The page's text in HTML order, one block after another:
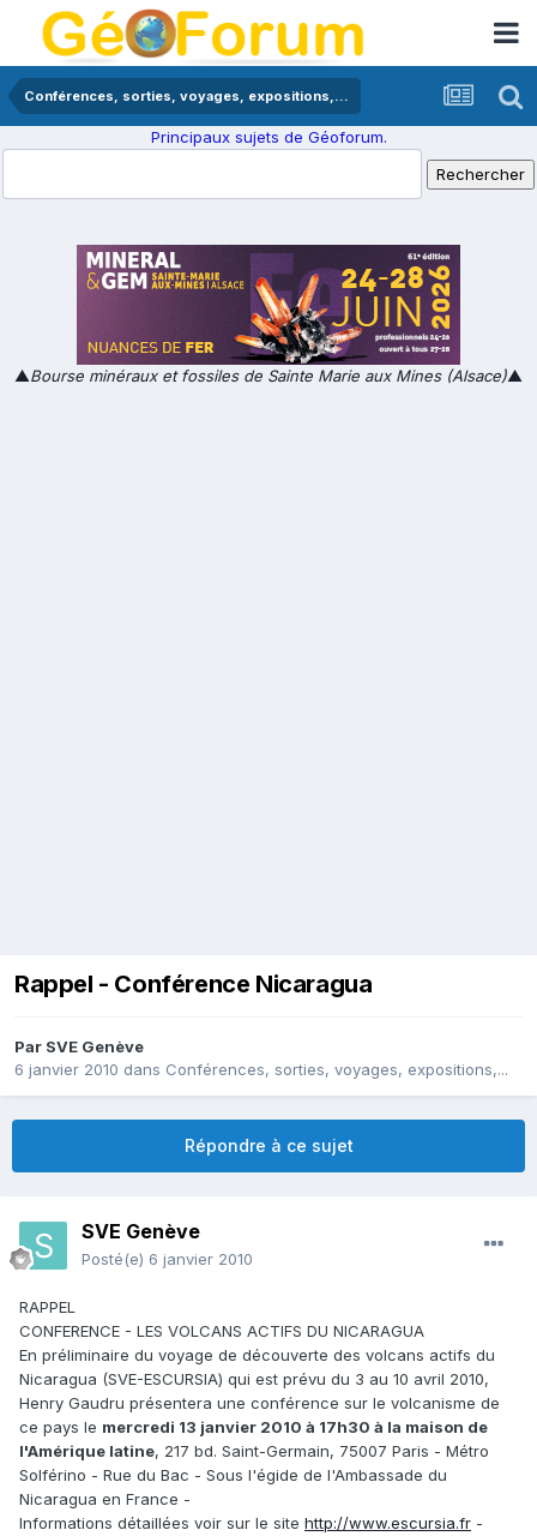
Conférences, sorties, voyages, expositions,...
Principaux sujets de Géoforum.
▲Bourse minéraux et fossiles de Sainte Marie aux Mines (Alsace)▲
Rappel - Conférence Nicaragua
Par SVE Genève
6 janvier 2010 dans Conférences, sorties, voyages, expositions,...
Répondre à ce sujet
SVE Genève
Posté(e) 6 janvier 2010
RAPPEL
CONFERENCE - LES VOLCANS ACTIFS DU NICARAGUA
En préliminaire du voyage de découverte des volcans actifs du
Nicaragua (SVE-ESCURSIA) qui est prévu du 3 au 10 avril 2010,
Henry Gaudru présentera une conférence sur le volcanisme de
ce pays le mercredi 13 janvier 2010 à 17h30 à la maison de
l'Amérique latine, 217 bd. Saint-Germain, 75007 Paris - Métro
Solférino - Rue du Bac - Sous l'égide de l'Ambassade du
Nicaragua en France -
Informations détaillées voir sur le site http://www.escursia.fr -